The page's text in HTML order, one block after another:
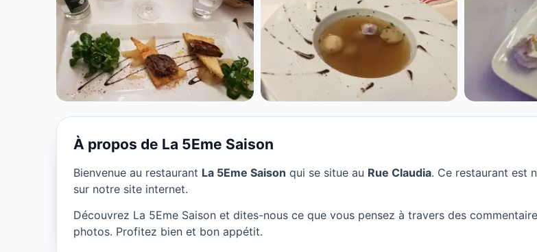
RESTAURANT
La 5Eme Saison à Lyon
★ 4.1/5
À propos de La 5Eme Saison
Bienvenue au restaurant La 5Eme Saison qui se situe au Rue Claudia. Ce restaurant est
sur notre site internet.
Découvrez La 5Eme Saison et dites-nous ce que vous pensez à travers des
photos. Profitez bien et bon appétit.